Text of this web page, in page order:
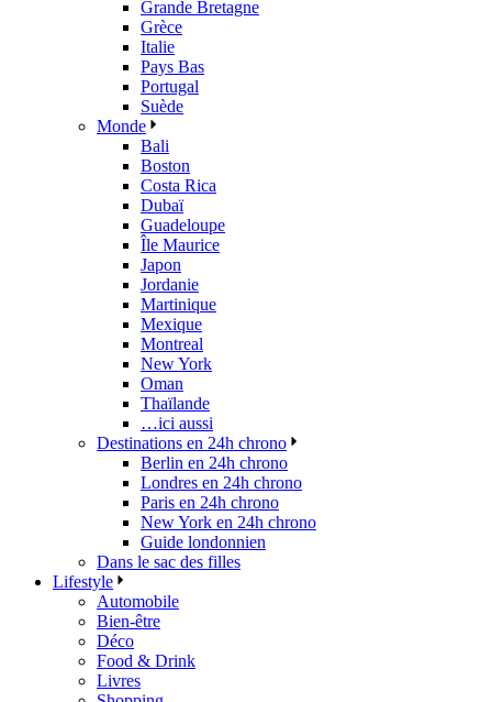
Grande Bretagne
Grèce
Italie
Pays Bas
Portugal
Suède
Monde
Bali
Boston
Costa Rica
Dubaï
Guadeloupe
Île Maurice
Japon
Jordanie
Martinique
Mexique
Montreal
New York
Oman
Thaïlande
…ici aussi
Destinations en 24h chrono
Berlin en 24h chrono
Londres en 24h chrono
Paris en 24h chrono
New York en 24h chrono
Guide londonnien
Dans le sac des filles
Lifestyle
Automobile
Bien-être
Déco
Food & Drink
Livres